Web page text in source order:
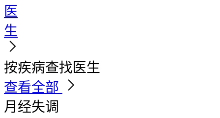
医
生
按疾病查找医生
查看全部
月经失调